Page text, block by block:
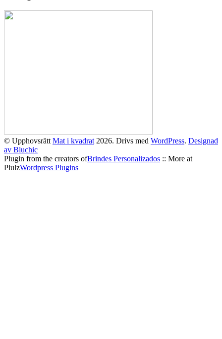
© Upphovsrätt Mat i kvadrat 2026. Drivs med WordPress. Designad
av Bluchic
Plugin from the creators ofBrindes Personalizados :: More at
PlulzWordpress Plugins